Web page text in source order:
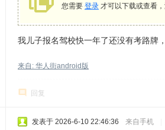
您需要 登录 才可以下载或查看
我儿子报名驾校快一年了还没有考路牌
来自: 华人街android版
回复
发表于 2026-6-10 22:46:36 来自手机